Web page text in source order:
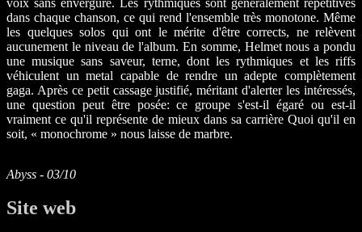
dans chaque chanson, ce qui rend l'ensemble très monotone. Même
les quelques solos qui ont le mérite d'être corrects, ne relèvent
aucunement le niveau de l'album. En somme, Helmet nous a pondu
une musique sans saveur, terne, dont les rythmiques et les riffs
véhiculent un metal capable de rendre un adepte complètement
gaga. Après ce petit cassage justifié, méritant d'alerter les intéressés,
une question peut être posée: ce groupe s'est-il égaré ou est-il
vraiment ce qu'il représente de mieux dans sa carrière Quoi qu'il en
soit, « monochrome » nous laisse de marbre.
Abyss - 03/10
Site web